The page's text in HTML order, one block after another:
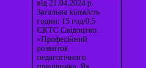
від 21.04.2024 р.
Загальна кількість
годин: 15 год/0,5
ЄКТС.Свідоцтво.
«Професійний
розвиток
педагогічного
працівника. Як